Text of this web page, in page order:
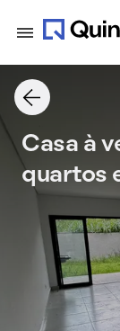
Casa à
quartos